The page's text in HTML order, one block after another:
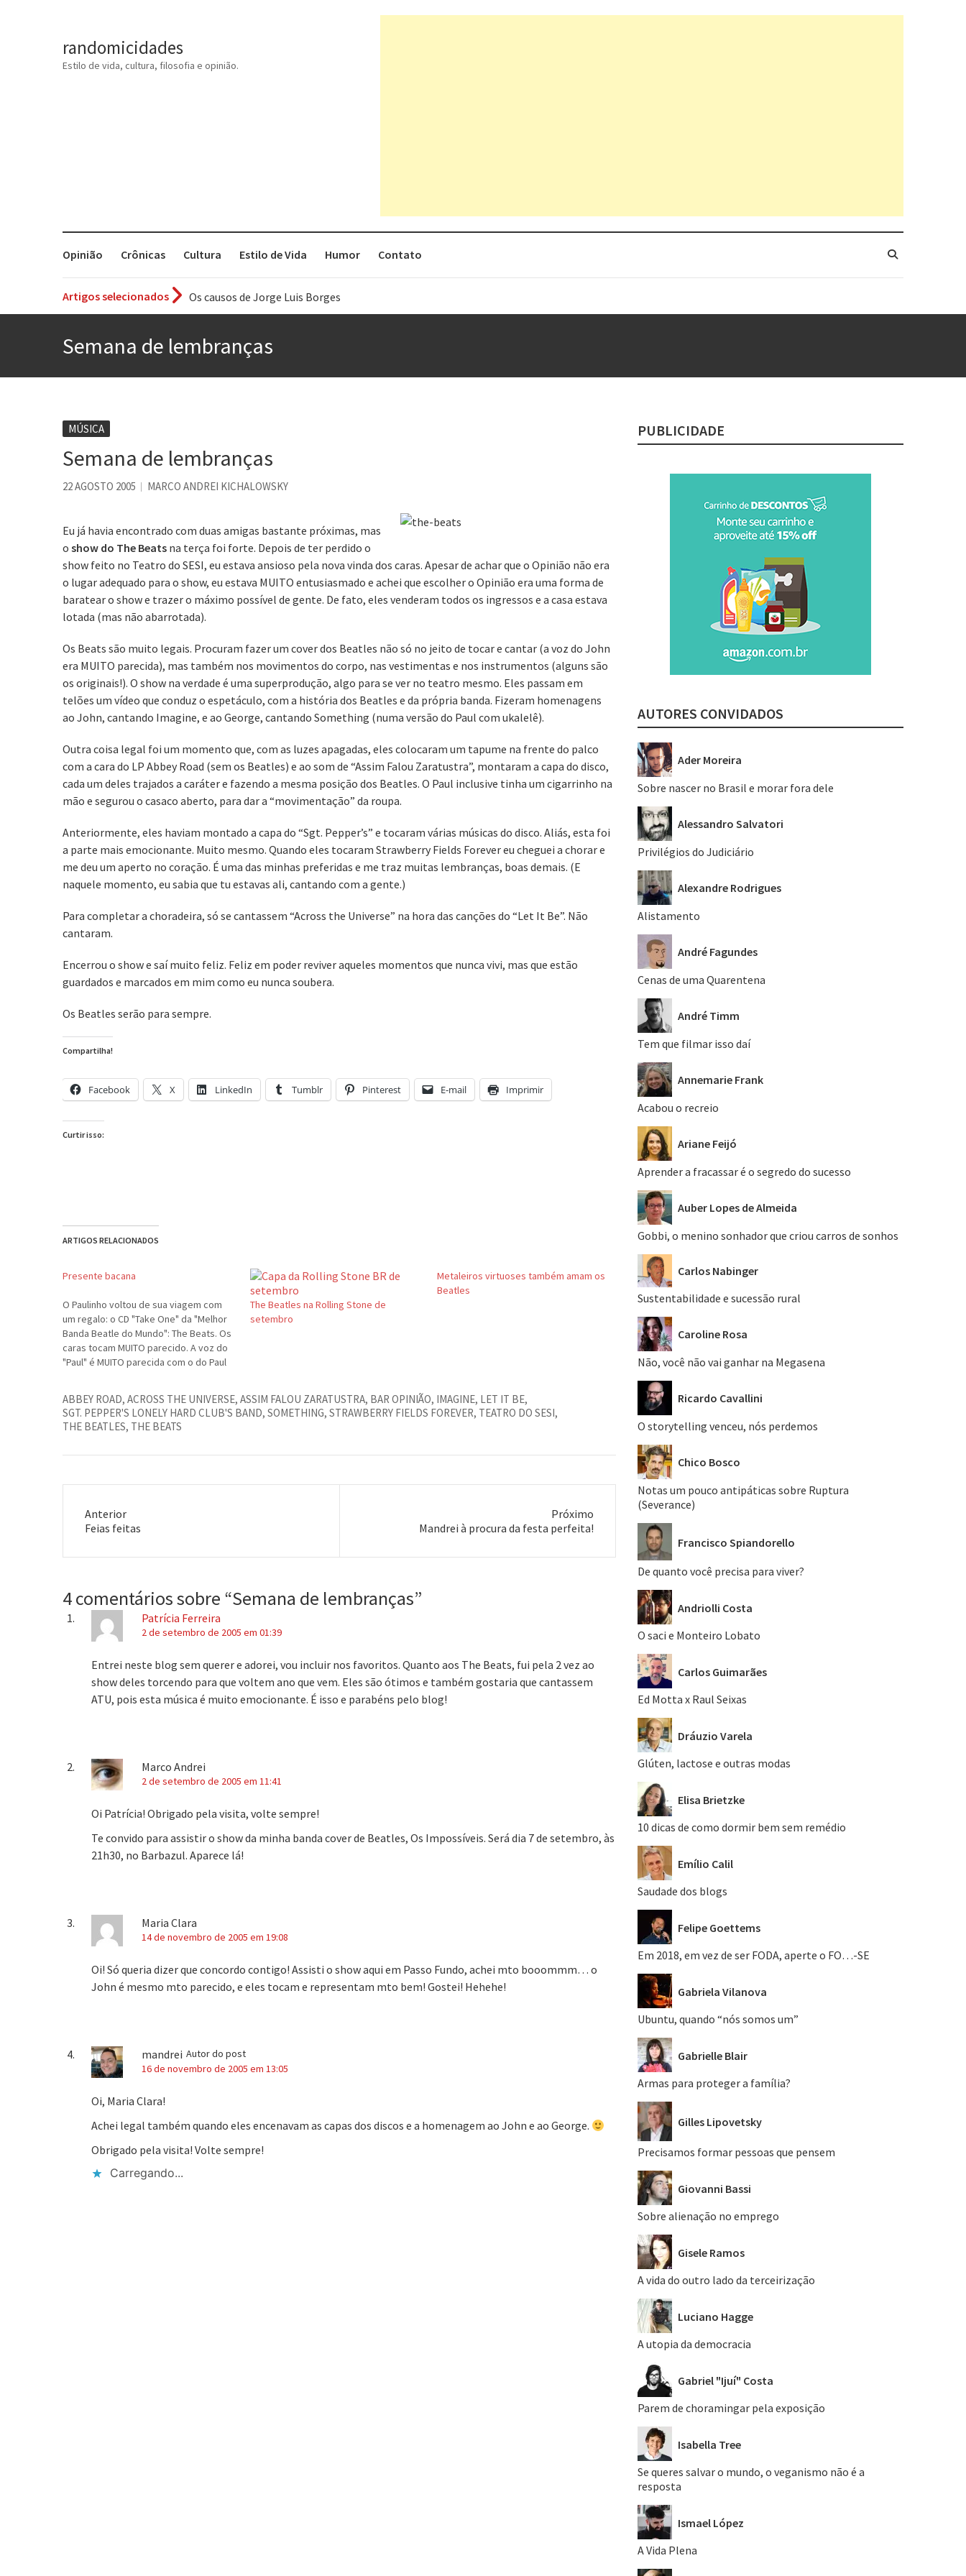
randomicidades
Estilo de vida, cultura, filosofia e opinião.
Opinião Crônicas Cultura Estilo de Vida Humor Contato
Artigos selecionados
Os causos de Jorge Luis Borges
Se queres salvar o mundo, o veganismo não é a resposta
Tem que filmar isso daí
Contardo Calligaris prega o “direito à tristeza”
Semana de lembranças
MÚSICA
Semana de lembranças
22 AGOSTO 2005 MARCO ANDREI KICHALOWSKY
Eu já havia encontrado com duas amigas bastante próximas, mas
o show do The Beats na terça foi forte. Depois de ter perdido o
show feito no Teatro do SESI, eu estava ansioso pela nova vinda dos caras. Apesar de achar que o Opinião não era
o lugar adequado para o show, eu estava MUITO entusiasmado e achei que escolher o Opinião era uma forma de
baratear o show e trazer o máximo possível de gente. De fato, eles venderam todos os ingressos e a casa estava
lotada (mas não abarrotada).
Os Beats são muito legais. Procuram fazer um cover dos Beatles não só no jeito de tocar e cantar (a voz do John
era MUITO parecida), mas também nos movimentos do corpo, nas vestimentas e nos instrumentos (alguns são
os originais!). O show na verdade é uma superprodução, algo para se ver no teatro mesmo. Eles passam em
telões um vídeo que conduz o espetáculo, com a história dos Beatles e da própria banda. Fizeram homenagens
ao John, cantando Imagine, e ao George, cantando Something (numa versão do Paul com ukalelê).
Outra coisa legal foi um momento que, com as luzes apagadas, eles colocaram um tapume na frente do palco
com a cara do LP Abbey Road (sem os Beatles) e ao som de “Assim Falou Zaratustra”, montaram a capa do disco,
cada um deles trajados a caráter e fazendo a mesma posição dos Beatles. O Paul inclusive tinha um cigarrinho na
mão e segurou o casaco aberto, para dar a “movimentação” da roupa.
Anteriormente, eles haviam montado a capa do “Sgt. Pepper’s” e tocaram várias músicas do disco. Aliás, esta foi
a parte mais emocionante. Muito mesmo. Quando eles tocaram Strawberry Fields Forever eu cheguei a chorar e
me deu um aperto no coração. É uma das minhas preferidas e me traz muitas lembranças, boas demais. (E
naquele momento, eu sabia que tu estavas ali, cantando com a gente.)
Para completar a choradeira, só se cantassem “Across the Universe” na hora das canções do “Let It Be”. Não
cantaram.
Encerrou o show e saí muito feliz. Feliz em poder reviver aqueles momentos que nunca vivi, mas que estão
guardados e marcados em mim como eu nunca soubera.
Os Beatles serão para sempre.
Compartilha!
Facebook X LinkedIn Tumblr Pinterest E-mail Imprimir
Curtir isso:
ARTIGOS RELACIONADOS
Presente bacana
O Paulinho voltou de sua viagem com
um regalo: o CD "Take One" da "Melhor
Banda Beatle do Mundo": The Beats. Os
caras tocam MUITO parecido. A voz do
"Paul" é MUITO parecida com o do Paul
clones…
The Beatles na Rolling Stone de
setembro
Metaleiros virtuoses também amam os
Beatles
ABBEY ROAD, ACROSS THE UNIVERSE, ASSIM FALOU ZARATUSTRA, BAR OPINIÃO, IMAGINE, LET IT BE,
SGT. PEPPER'S LONELY HARD CLUB'S BAND, SOMETHING, STRAWBERRY FIELDS FOREVER, TEATRO DO SESI,
THE BEATLES, THE BEATS
Anterior
Post
Feias feitas
Próximo
Mandrei à procura da festa perfeita!
4 comentários sobre “Semana de lembranças”
Patrícia Ferreira
2 de setembro de 2005 em 01:39
Entrei neste blog sem querer e adorei, vou incluir nos favoritos. Quanto aos The Beats, fui pela 2 vez ao
show deles torcendo para que voltem ano que vem. Eles são ótimos e também gostaria que cantassem
ATU, pois esta música é muito emocionante. É isso e parabéns pelo blog!
Marco Andrei
2 de setembro de 2005 em 11:41
Oi Patrícia! Obrigado pela visita, volte sempre!
Te convido para assistir o show da minha banda cover de Beatles, Os Impossíveis. Será dia 7 de setembro, às
21h30, no Barbazul. Aparece lá!
Maria Clara
14 de novembro de 2005 em 19:08
Oi! Só queria dizer que concordo contigo! Assisti o show aqui em Passo Fundo, achei mto booommm… o
John é mesmo mto parecido, e eles tocam e representam mto bem! Gostei! Hehehe!
mandrei Autor do post
16 de novembro de 2005 em 13:05
Oi, Maria Clara!
Achei legal também quando eles encenavam as capas dos discos e a homenagem ao John e ao George.
Obrigado pela visita! Volte sempre!
Carregando...
PUBLICIDADE
AUTORES CONVIDADOS
Ader Moreira
Sobre nascer no Brasil e morar fora dele
Alessandro Salvatori
Privilégios do Judiciário
Alexandre Rodrigues
Alistamento
André Fagundes
Cenas de uma Quarentena
André Timm
Tem que filmar isso daí
Annemarie Frank
Acabou o recreio
Ariane Feijó
Aprender a fracassar é o segredo do sucesso
Auber Lopes de Almeida
Gobbi, o menino sonhador que criou carros de sonhos
Carlos Nabinger
Sustentabilidade e sucessão rural
Caroline Rosa
Não, você não vai ganhar na Megasena
Ricardo Cavallini
O storytelling venceu, nós perdemos
Chico Bosco
Notas um pouco antipáticas sobre Ruptura
(Severance)
Francisco Spiandorello
De quanto você precisa para viver?
Andriolli Costa
O saci e Monteiro Lobato
Carlos Guimarães
Ed Motta x Raul Seixas
Dráuzio Varela
Glúten, lactose e outras modas
Elisa Brietzke
10 dicas de como dormir bem sem remédio
Emílio Calil
Saudade dos blogs
Felipe Goettems
Em 2018, em vez de ser FODA, aperte o FO…-SE
Gabriela Vilanova
Ubuntu, quando “nós somos um”
Gabrielle Blair
Armas para proteger a família?
Gilles Lipovetsky
Precisamos formar pessoas que pensem
Giovanni Bassi
Sobre alienação no emprego
Gisele Ramos
A vida do outro lado da terceirização
Luciano Hagge
A utopia da democracia
Gabriel "Ijuí" Costa
Parem de choramingar pela exposição
Isabella Tree
Se queres salvar o mundo, o veganismo não é a
resposta
Ismael López
A Vida Plena